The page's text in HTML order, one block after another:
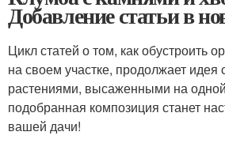
Добавление статьи в
Цикл статей о том, как обустроить
на своем участке, продолжает
растениями, высаженными на
подобранная композиция станет
вашей дачи!